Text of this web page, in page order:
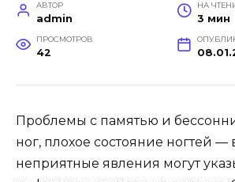
АВТОР
admin
НА
3 мин
ПРОСМОТРОВ
42
Проблемы с памятью и
ног, плохое состояние ногтей —
неприятные явления могут